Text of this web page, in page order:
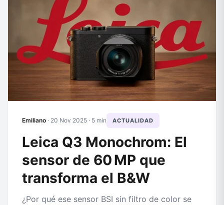
Emiliano · 20 Nov 2025 · 5 min ACTUALIDAD
Leica Q3 Monochrom: El
sensor de 60 MP que
transforma el B&W
¿Por qué ese sensor BSI sin filtro de color se